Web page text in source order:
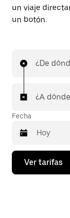
un viaje
un botón.
¿De
¿A
Fecha
Presiona
flecha
Ver tarifas